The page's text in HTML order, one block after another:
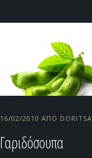
16/02/2010 ΑΠΌ DORITSA
Γαριδόσουπα